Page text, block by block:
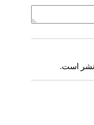
است.